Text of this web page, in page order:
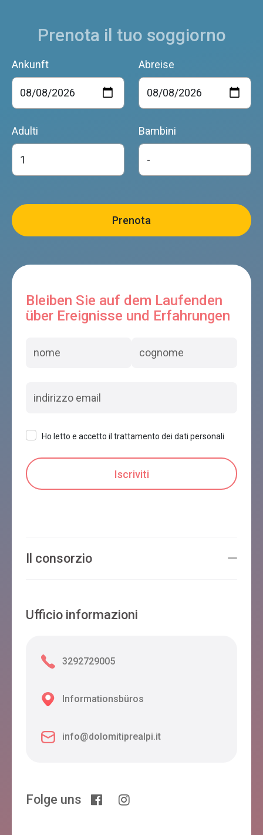
Prenota il tuo soggiorno
Ankunft Abreise
Adulti Bambini
Bleiben Sie auf dem Laufenden
über Ereignisse und Erfahrungen
Ho letto e accetto il trattamento dei dati personali
Il consorzio
Ufficio informazioni
3292729005
Informationsbüros
info@dolomitiprealpi.it
Folge uns